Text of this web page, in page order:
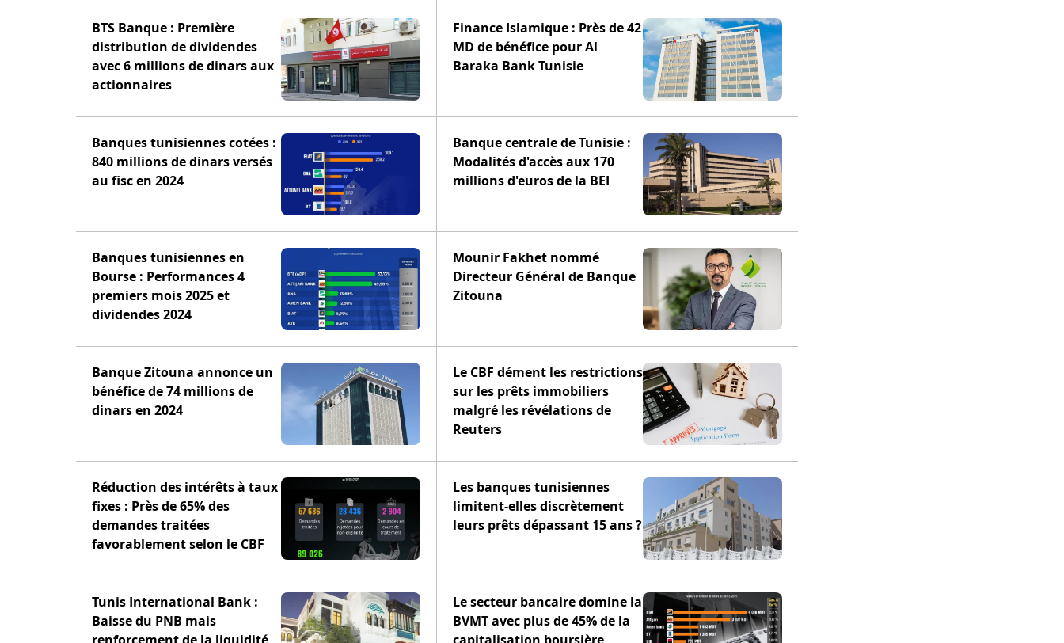
BTS Banque : Première
distribution de dividendes
avec 6 millions de dinars aux
actionnaires
Finance Islamique : Près de 42
MD de bénéfice pour Al
Baraka Bank Tunisie
Banques tunisiennes cotées :
840 millions de dinars versés
au fisc en 2024
Banque centrale de Tunisie :
Modalités d'accès aux 170
millions d'euros de la BEI
Banques tunisiennes en
Bourse : Performances 4
premiers mois 2025 et
dividendes 2024
Mounir Fakhet nommé
Directeur Général de Banque
Zitouna
Banque Zitouna annonce un
bénéfice de 74 millions de
dinars en 2024
Le CBF dément les restrictions
sur les prêts immobiliers
malgré les révélations de
Reuters
Réduction des intérêts à taux
fixes : Près de 65% des
demandes traitées
favorablement selon le CBF
Les banques tunisiennes
limitent-elles discrètement
leurs prêts dépassant 15 ans ?
Tunis International Bank :
Baisse du PNB mais
Le secteur bancaire domine la
BVMT avec plus de 45% de la